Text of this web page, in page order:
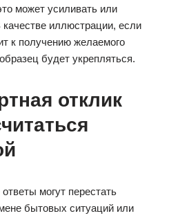
может усиливать или
иллюстрации, если
к получению желаемого
будет укрепляться.
отклик
могут перестать
бытовых ситуаций или